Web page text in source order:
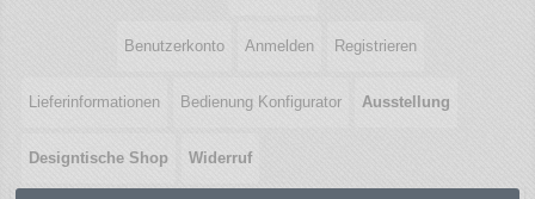
Benutzerkonto Anmelden Registrieren
Lieferinformationen Bedienung Konfigurator Ausstellung
Designtische Shop Widerruf